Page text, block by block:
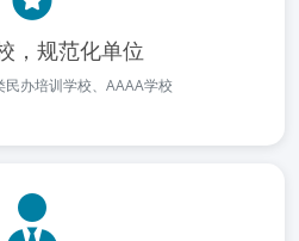
，规范化单位
办培训学校、AAAA学校